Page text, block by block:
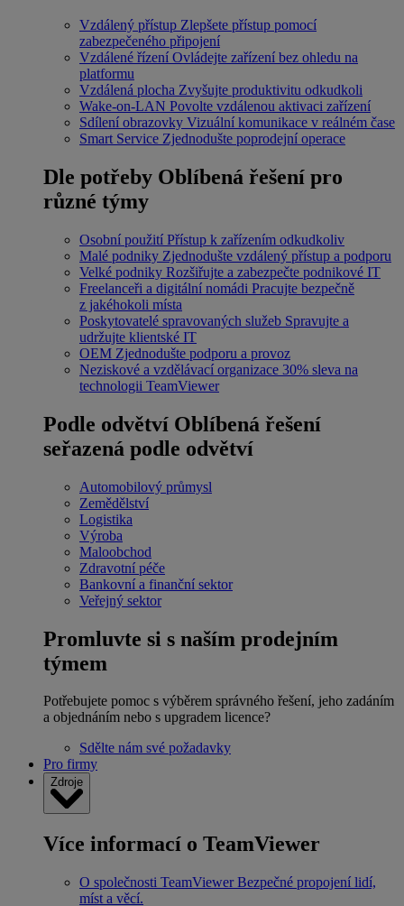
Vzdálený přístup Zlepšete přístup pomocí
zabezpečeného připojení
Vzdálené řízení Ovládejte zařízení bez ohledu na
platformu
Vzdálená plocha Zvyšujte produktivitu odkudkoli
Wake-on-LAN Povolte vzdálenou aktivaci zařízení
Sdílení obrazovky Vizuální komunikace v reálném čase
Smart Service Zjednodušte poprodejní operace
Dle potřeby Oblíbená řešení pro
různé týmy
Osobní použití Přístup k zařízením odkudkoliv
Malé podniky Zjednodušte vzdálený přístup a podporu
Velké podniky Rozšiřujte a zabezpečte podnikové IT
Freelanceři a digitální nomádi Pracujte bezpečně
z jakéhokoli místa
Poskytovatelé spravovaných služeb Spravujte a
udržujte klientské IT
OEM Zjednodušte podporu a provoz
Neziskové a vzdělávací organizace 30% sleva na
technologii TeamViewer
Podle odvětví Oblíbená řešení
seřazená podle odvětví
Automobilový průmysl
Zemědělství
Logistika
Výroba
Maloobchod
Zdravotní péče
Bankovní a finanční sektor
Veřejný sektor
Promluvte si s naším prodejním
týmem
Potřebujete pomoc s výběrem správného řešení, jeho zadáním
a objednáním nebo s upgradem licence?
Sdělte nám své požadavky
Pro firmy
Zdroje
Více informací o TeamViewer
O společnosti TeamViewer Bezpečné propojení lidí,
míst a věcí.